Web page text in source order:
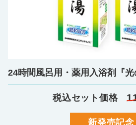
24時間風呂用・薬用入浴剤『
税込セット価格
新発売記念